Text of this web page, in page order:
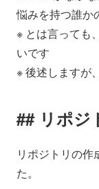
悩みを持つ誰か
※ とは言っても
いです
※ 後述しますが
リポジ
リポジトリの作
た。